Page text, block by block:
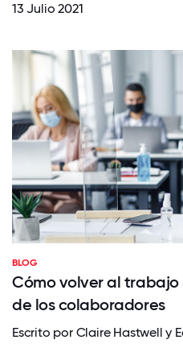
13 Julio 2021
BLOG
Cómo volver al trabajo
de los colaboradores
Escrito por Claire Hastwell y